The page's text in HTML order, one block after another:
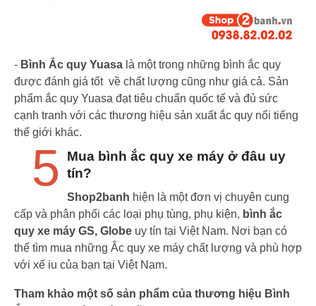
- Bình Ắc quy Yuasa là một trong những bình ắc quy
được đánh giá tốt về chất lượng cũng như giá cả. Sản
phẩm ắc quy Yuasa đạt tiêu chuẩn quốc tế và đủ sức
cạnh tranh với các thương hiệu sản xuất ắc quy nổi tiếng
thế giới khác.
5
Mua bình ắc quy xe máy ở đâu uy
tín?
Shop2banh hiện là một đơn vị chuyên cung
cấp và phân phối các loại phụ tùng, phụ kiện, bình ắc
quy xe máy GS, Globe uy tín tại Việt Nam. Nơi bạn có
thể tìm mua những Ắc quy xe máy chất lượng và phù hợp
với xế iu của bạn tại Việt Nam.
Tham khảo một số sản phẩm của thương hiệu Bình